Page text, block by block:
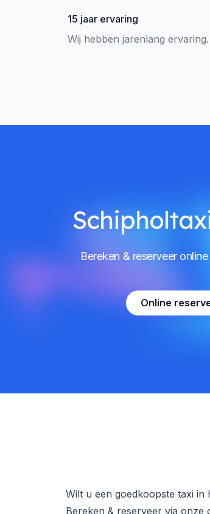
15 jaar ervaring
Wij hebben jarenlang ervaring.
Bereken & reserveer
Online
Wilt u een goedkoopste taxi
Bereken & reserveer via